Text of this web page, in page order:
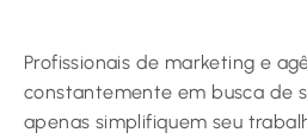
Profissionais de marketing e
constantemente em busca de
apenas simplifiquem seu